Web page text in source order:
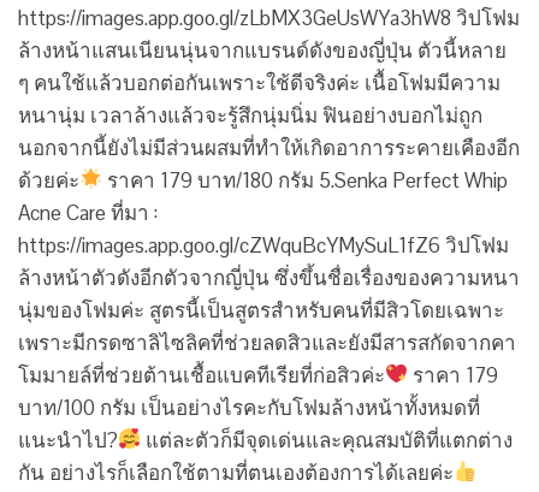
https://images.app.goo.gl/zLbMX3GeUsWYa3hW8 วิปโฟม
ล้างหน้าแสนเนียนนุ่นจากแบรนด์ดังของญี่ปุ่น ตัวนี้หลาย
ๆ คนใช้แล้วบอกต่อกันเพราะใช้ดีจริงค่ะ เนื้อโฟมมีความ
หนานุ่ม เวลาล้างแล้วจะรู้สึกนุ่มนิ่ม ฟินอย่างบอกไม่ถูก
นอกจากนี้ยังไม่มีส่วนผสมที่ทำให้เกิดอาการระคายเคืองอีก
ด้วยค่ะ
ราคา 179 บาท/180 กรัม 5.Senka Perfect Whip
Acne Care ที่มา :
https://images.app.goo.gl/cZWquBcYMySuL1fZ6 วิปโฟม
ล้างหน้าตัวดังอีกตัวจากญี่ปุ่น ซึ่งขึ้นชื่อเรื่องของความหนา
นุ่มของโฟมค่ะ สูตรนี้เป็นสูตรสำหรับคนที่มีสิวโดยเฉพาะ
เพราะมีกรดซาลิไซลิคที่ช่วยลดสิวและยังมีสารสกัดจากคา
โมมายล์ที่ช่วยต้านเชื้อแบคทีเรียที่ก่อสิวค่ะ
ราคา 179
บาท/100 กรัม เป็นอย่างไรคะกับโฟมล้างหน้าทั้งหมดที่
แนะนำไป?
แต่ละตัวก็มีจุดเด่นและคุณสมบัติที่แตกต่าง
กัน อย่างไรก็เลือกใช้ตามที่ตนเองต้องการได้เลยค่ะ